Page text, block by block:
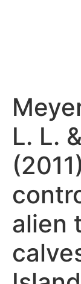
L. L.
alien